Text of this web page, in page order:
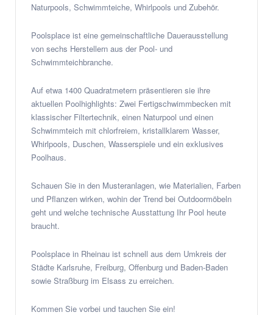
Naturpools, Schwimmteiche, Whirlpools und Zubehör.
Poolsplace ist eine gemeinschaftliche Dauerausstellung
von sechs Herstellern aus der Pool- und
Schwimmteichbranche.
Auf etwa 1400 Quadratmetern präsentieren sie ihre
aktuellen Poolhighlights: Zwei Fertigschwimmbecken mit
klassischer Filtertechnik, einen Naturpool und einen
Schwimmteich mit chlorfreiem, kristallklarem Wasser,
Whirlpools, Duschen, Wasserspiele und ein exklusives
Poolhaus.
Schauen Sie in den Musteranlagen, wie Materialien, Farben
und Pflanzen wirken, wohin der Trend bei Outdoormöbeln
geht und welche technische Ausstattung Ihr Pool heute
braucht.
Poolsplace in Rheinau ist schnell aus dem Umkreis der
Städte Karlsruhe, Freiburg, Offenburg und Baden-Baden
sowie Straßburg im Elsass zu erreichen.
Kommen Sie vorbei und tauchen Sie ein!